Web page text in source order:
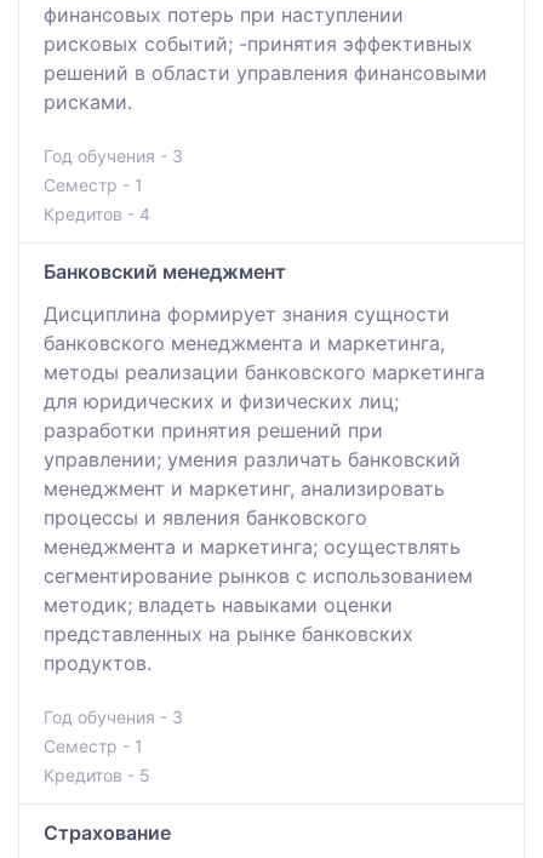
финансовых потерь при наступлении
рисковых событий; -принятия эффективных
решений в области управления финансовыми
рисками.
Год обучения - 3
Семестр - 1
Кредитов - 4
Банковский менеджмент
Дисциплина формирует знания сущности
банковского менеджмента и маркетинга,
методы реализации банковского маркетинга
для юридических и физических лиц;
разработки принятия решений при
управлении; умения различать банковский
менеджмент и маркетинг, анализировать
процессы и явления банковского
менеджмента и маркетинга; осуществлять
сегментирование рынков с использованием
методик; владеть навыками оценки
представленных на рынке банковских
продуктов.
Год обучения - 3
Семестр - 1
Кредитов - 5
Страхование